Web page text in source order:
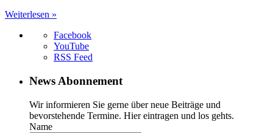
Weiterlesen »
Facebook
YouTube
RSS Feed
News Abonnement
Wir informieren Sie gerne über neue Beiträge und
bevorstehende Termine. Hier eintragen und los gehts.
Name